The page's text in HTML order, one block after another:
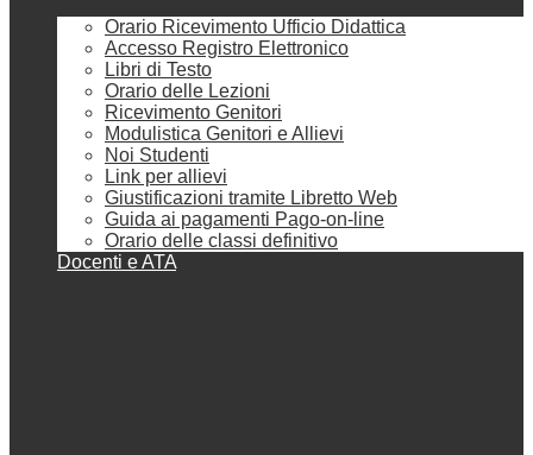
Orario Ricevimento Ufficio Didattica
Accesso Registro Elettronico
Libri di Testo
Orario delle Lezioni
Ricevimento Genitori
Modulistica Genitori e Allievi
Noi Studenti
Link per allievi
Giustificazioni tramite Libretto Web
Guida ai pagamenti Pago-on-line
Orario delle classi definitivo
Docenti e ATA